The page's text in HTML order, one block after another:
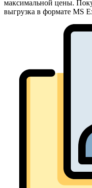
максимальной цены.
выгрузка в формате MS